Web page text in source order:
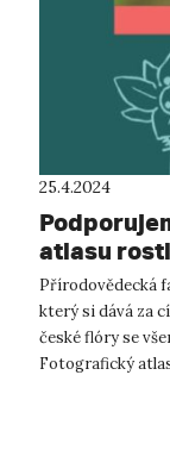
25.4.2024
atlasu
Přírodovědecká
který si dává za
české flóry se
Fotografický